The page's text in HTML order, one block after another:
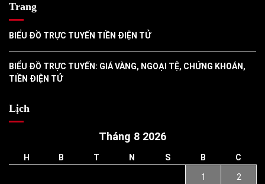
Trang
BIỂU ĐỒ TRỰC TUYẾN TIỀN ĐIỆN TỬ
BIỂU ĐỒ TRỰC TUYẾN: GIÁ VÀNG, NGOẠI TỆ, CHỨNG KHOÁN,
TIỀN ĐIỆN TỬ
Lịch
Tháng 8 2026
H B T N S B C
1 2